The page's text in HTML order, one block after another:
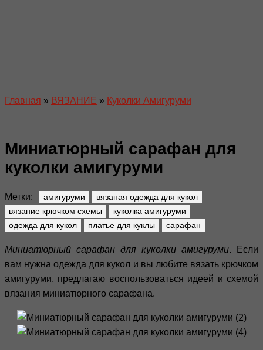
Главная » ВЯЗАНИЕ » Куколки Амигуруми
Миниатюрный сарафан для
куколки амигуруми
Метки: амигуруми
вязаная одежда для кукол
вязание крючком схемы
куколка амигуруми
одежда для кукол
платье для куклы сарафан
Миниатюрный сарафан для куколки амигуруми. Если
вам нужна одежда для кукол и вы любите вязать крючком
амигуруми, предлагаю воспользоваться идеей и схемой
вязания миниатюрного сарафана.